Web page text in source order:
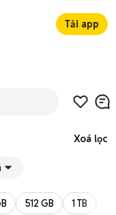
Tải app
Xoá lọc
512 GB 1 TB